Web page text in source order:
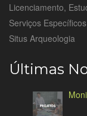
Licenciamento,
Serviços Específicos
Situs Arqueologia
Últimas